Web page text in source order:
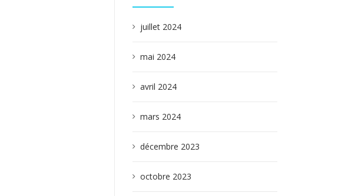
juillet 2024
mai 2024
avril 2024
mars 2024
décembre 2023
octobre 2023